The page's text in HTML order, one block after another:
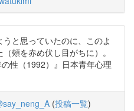
と思っていたのに、このよ
頰を赤め伏し目がちに）。
性（1992）』日本青年心理
(投稿一覧)